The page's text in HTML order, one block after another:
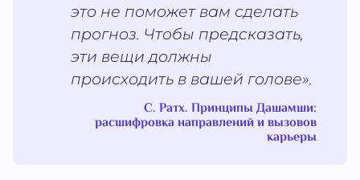
это не поможет вам сделать
прогноз. Чтобы предсказать,
эти вещи должны
происходить в вашей голове».
С. Ратх. Принципы Дашамши:
расшифровка направлений и вызовов
карьеры